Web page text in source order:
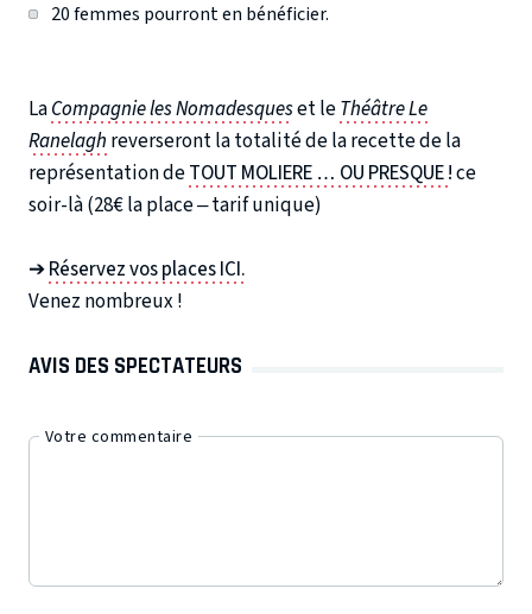
20 femmes pourront en bénéficier.
LaCompagnie les Nomadesqueset leThéâtre Le
Ranelagh reverseront la totalité de la recette de la
représentation deTOUT MOLIERE … OU PRESQUE !ce
soir-là (28€ la place – tarif unique)
➔Réservez vos places ICI.
Venez nombreux !
AVIS DES SPECTATEURS
Votre commentaire